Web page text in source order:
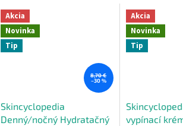
Akcia
Novinka
Tip
8,70 €
–30 %
Skincyclopedia
Denný/nočný Hydratačný
Akcia
Novinka
Tip
vypínací